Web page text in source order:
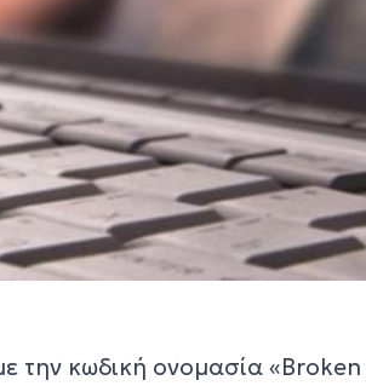
την κωδική ονομασία «Broken